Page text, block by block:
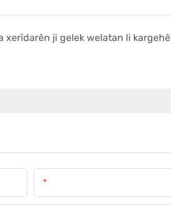
xerîdarên ji gelek welatan li kargehê